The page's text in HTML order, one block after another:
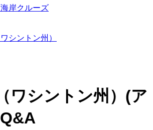
岸クルーズ
シントン州）
ワシントン州）(ア